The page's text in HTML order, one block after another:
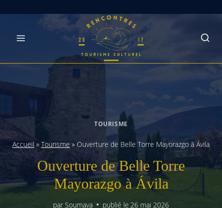
TOURISME
Accueil » Tourisme » Ouverture de Belle Torre Mayorazgo à Ávila
Ouverture de Belle Torre
Mayorazgo à Ávila
par Soumaya publié le 26 mai 2026